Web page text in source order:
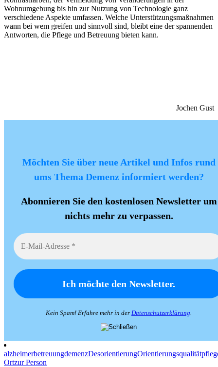
Wohnumgebung bis hin zur Nutzung von Technologie ganz
verschiedene Aspekte umfassen. Welche Unterstützungsmaßnahmen
wann bei wem greifen und sinnvoll sind, bleibt eine der spannenden
Antworten, die Pflege und Betreuung bieten kann.
Jochen Gust
Möchten Sie über neue Artikel und Infos rund
ums Thema Demenz informiert werden?
Abonnieren Sie den kostenlosen Newsletter um
nichts mehr zu verpassen.
Kein Spam! Erfahre mehr in der Datenschutzerklärung
alzheimerbetreuungdemenzDesorientierungOrientierungsqualität
Ortzur Person